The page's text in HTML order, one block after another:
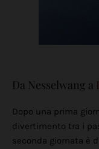
Da Nesselwang a
Dopo una prima
divertimento tra i
seconda giornata è